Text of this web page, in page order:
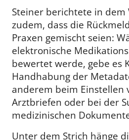
Steiner berichtete in dem
zudem, dass die
Praxen gemischt seien:
elektronische
bewertet werde, gebe es
Handhabung der
anderem beim Einstellen
Arztbriefen oder bei der
medizinischen
Unter dem Strich hänge